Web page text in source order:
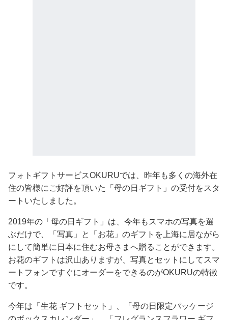
フォトギフトサービスOKURUでは、昨年も多くの海外在
住の皆様にご好評を頂いた「母の日ギフト」の受付をスタ
ートいたしました。
2019年の「母の日ギフト」は、今年もスマホの写真を選
ぶだけで、「写真」と「お花」のギフトを上海に居ながら
にして簡単に日本に住むお母さまへ贈ることができます。
お花のギフトは沢山ありますが、写真とセットにしてスマ
ートフォンですぐにオーダーをできるのがOKURUの特徴
です。
今年は「生花 ギフトセット」、「母の日限定パッケージ